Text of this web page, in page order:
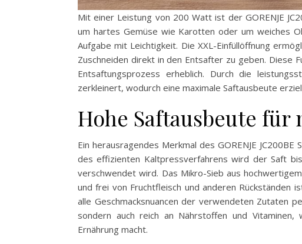
Mit einer Leistung von 200 Watt ist der GORENJE
um hartes Gemüse wie Karotten oder um weiches
Aufgabe mit Leichtigkeit. Die XXL-Einfüllöffnung
Zuschneiden direkt in den Entsafter zu geben. Diese
Entsaftungsprozess erheblich. Durch die
zerkleinert, wodurch eine maximale Saftausbeute
Hohe Saftausbeute für
Ein herausragendes Merkmal des GORENJE
des effizienten Kaltpressverfahrens wird der Saft
verschwendet wird. Das Mikro-Sieb aus
und frei von Fruchtfleisch und anderen Rückständen
alle Geschmacksnuancen der verwendeten Zutaten
sondern auch reich an Nährstoffen und
Ernährung macht.